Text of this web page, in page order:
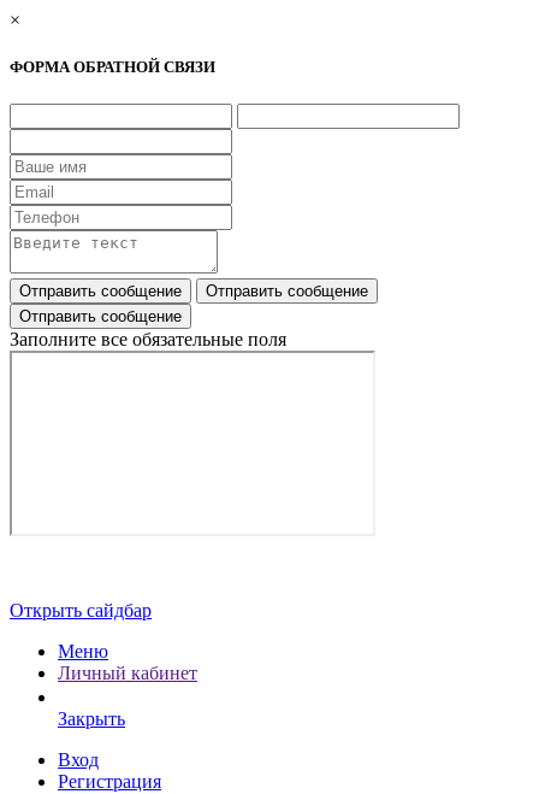
×
ФОРМА ОБРАТНОЙ СВЯЗИ
Заполните все обязательные поля
Открыть сайдбар
Меню
Личный кабинет
Закрыть
Вход
Регистрация